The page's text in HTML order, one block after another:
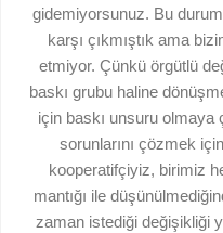
gidemiyorsunuz. Bu
karşı çıkmıştık ama
etmiyor. Çünkü örgütlü
baskı grubu haline
için baskı unsuru olmaya
sorunlarını çözmek
kooperatifçiyiz, birimiz
mantığı ile
zaman istediği değişikliği